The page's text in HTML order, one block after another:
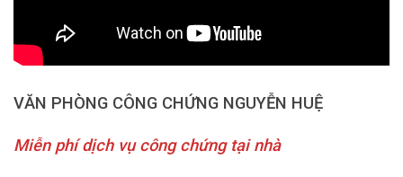
VĂN PHÒNG CÔNG CHỨNG NGUYỄN HUỆ
Miễn phí dịch vụ công chứng tại nhà